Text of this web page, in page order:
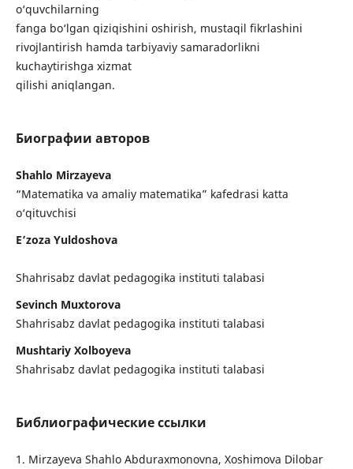
o‘quvchilarning
fanga bo‘lgan qiziqishini oshirish, mustaqil fikrlashini
rivojlantirish hamda tarbiyaviy samaradorlikni
kuchaytirishga xizmat
qilishi aniqlangan.
Биографии авторов
Shahlo Mirzayeva
“Matematika va amaliy matematika” kafedrasi katta
o‘qituvchisi
E’zoza Yuldoshova
Shahrisabz davlat pedagogika instituti talabasi
Sevinch Muxtorova
Shahrisabz davlat pedagogika instituti talabasi
Mushtariy Xolboyeva
Shahrisabz davlat pedagogika instituti talabasi
Библиографические ссылки
1. Mirzayeva Shahlo Abduraxmonovna, Xoshimova Dilobar